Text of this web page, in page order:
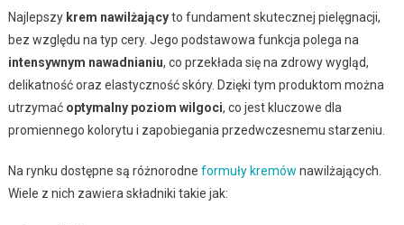
Najlepszy krem nawilżającyto fundament skutecznej pielęgnacji,
bez względu na typ cery. Jego podstawowa funkcja polega na
intensywnym nawadnianiu, co przekłada się na zdrowy wygląd,
delikatność oraz elastyczność skóry. Dzięki tym produktom można
utrzymać optymalny poziom wilgoci, co jest kluczowe dla
promiennego kolorytu i zapobiegania przedwczesnemu starzeniu.
Na rynku dostępne są różnorodne formuły kremów nawilżających.
Wiele z nich zawiera składniki takie jak: